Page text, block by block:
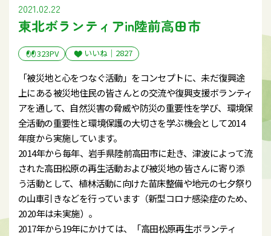
2021.02.22
東北ボランティアin陸前高田市
323PV いいね｜ 2827
「被災地と心をつなぐ活動」をコンセプトに、未だ復興途
上にある被災地住民の皆さんとの交流や復興支援ボランティ
アを通して、自然災害の脅威や防災の重要性を学び、環境保
全活動の重要性と環境保護の大切さを学ぶ機会として2014
年度から実施しています。
2014年から毎年、岩手県陸前高田市に赴き、津波によって流
された高田松原の再生活動および被災地の皆さんに寄り添
う活動として、植林活動に向けた苗床整備や地元の七夕祭り
の山車引きなどを行っています（新型コロナ感染症のため、
2020年は未実施）。
2017年から19年にかけては、「高田松原再生ボランティ